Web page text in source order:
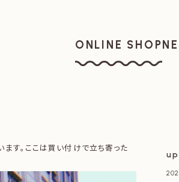
ONLINE SHOP
す。ここは買い付けで立ち寄った